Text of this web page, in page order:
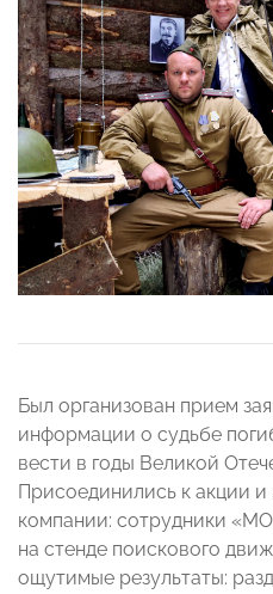
Был организован прием
информации о судьбе
вести в годы Великой
Присоединились к акции и
компании: сотрудники
на стенде поискового
ощутимые результаты: